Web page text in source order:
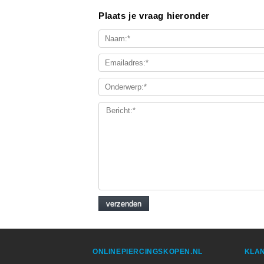
Plaats je vraag hieronder
ONLINEPIERCINGSKOPEN.NL